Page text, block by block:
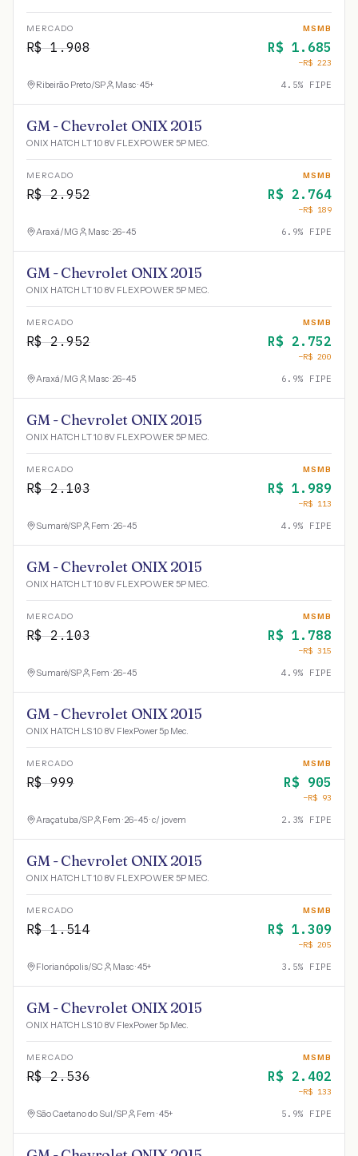
MERCADO
R$1.908
MSMB
R$ 1.685
−R$ 223
Ribeirão Preto/SP Masc · 45+ 4.5% FIPE
GM - Chevrolet ONIX 2015
ONIX HATCH LT 1.0 8V FLEXPOWER 5P MEC.
MERCADO
R$2.952
MSMB
R$ 2.764
−R$ 189
Araxá/MG Masc · 26-45 6.9% FIPE
GM - Chevrolet ONIX 2015
ONIX HATCH LT 1.0 8V FLEXPOWER 5P MEC.
MERCADO
R$2.952
MSMB
R$ 2.752
−R$ 200
Araxá/MG Masc · 26-45 6.9% FIPE
GM - Chevrolet ONIX 2015
ONIX HATCH LT 1.0 8V FLEXPOWER 5P MEC.
MERCADO
R$2.103
MSMB
R$ 1.989
−R$ 113
Sumaré/SP Fem · 26-45 4.9% FIPE
GM - Chevrolet ONIX 2015
ONIX HATCH LT 1.0 8V FLEXPOWER 5P MEC.
MERCADO
R$2.103
MSMB
R$ 1.788
−R$ 315
Sumaré/SP Fem · 26-45 4.9% FIPE
GM - Chevrolet ONIX 2015
ONIX HATCH LS 1.0 8V FlexPower 5p Mec.
MERCADO
R$999
MSMB
R$ 905
−R$ 93
Araçatuba/SP Fem · 26-45 · c/ jovem 2.3% FIPE
GM - Chevrolet ONIX 2015
ONIX HATCH LT 1.0 8V FLEXPOWER 5P MEC.
MERCADO
R$1.514
MSMB
R$ 1.309
−R$ 205
Florianópolis/SC Masc · 45+ 3.5% FIPE
GM - Chevrolet ONIX 2015
ONIX HATCH LS 1.0 8V FlexPower 5p Mec.
MERCADO
R$2.536
MSMB
R$ 2.402
−R$ 133
São Caetano do Sul/SP Fem · 45+ 5.9% FIPE